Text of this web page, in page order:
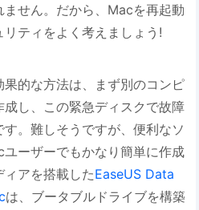
せん。だから、Macを再起動
ティをよく考えましょう!
的な方法は、まず別のコンピ
し、この緊急ディスクで故障
。難しそうですが、便利なソ
ーザーでもかなり簡単に作成
アを搭載したEaseUS Data
は、ブータブルドライブを構築